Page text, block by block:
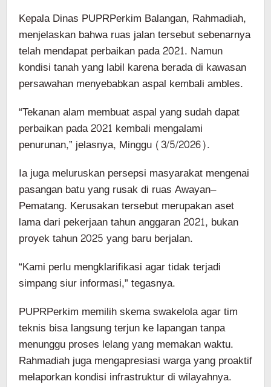
Kepala Dinas PUPRPerkim Balangan, Rahmadiah,
menjelaskan bahwa ruas jalan tersebut sebenarnya
telah mendapat perbaikan pada 2021. Namun
kondisi tanah yang labil karena berada di kawasan
persawahan menyebabkan aspal kembali ambles.
“Tekanan alam membuat aspal yang sudah dapat
perbaikan pada 2021 kembali mengalami
penurunan,” jelasnya, Minggu (3/5/2026).
Ia juga meluruskan persepsi masyarakat mengenai
pasangan batu yang rusak di ruas Awayan–
Pematang. Kerusakan tersebut merupakan aset
lama dari pekerjaan tahun anggaran 2021, bukan
proyek tahun 2025 yang baru berjalan.
“Kami perlu mengklarifikasi agar tidak terjadi
simpang siur informasi,” tegasnya.
PUPRPerkim memilih skema swakelola agar tim
teknis bisa langsung terjun ke lapangan tanpa
menunggu proses lelang yang memakan waktu.
Rahmadiah juga mengapresiasi warga yang proaktif
melaporkan kondisi infrastruktur di wilayahnya.